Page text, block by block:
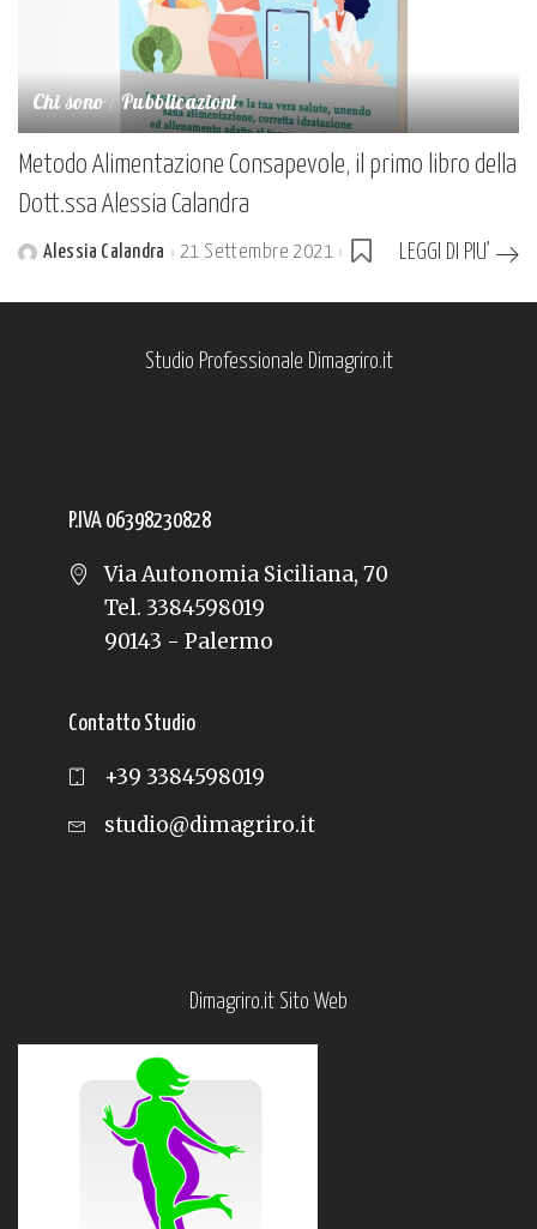
Chi sono Pubblicazioni
Metodo Alimentazione Consapevole, il primo libro della
Dott.ssa Alessia Calandra
PostedAlessia Calandra 21 Settembre 2021 LEGGI DI PIU’
Studio Professionale Dimagriro.it
P.IVA 06398230828
Via Autonomia Siciliana, 70
Tel. 3384598019
90143 - Palermo
Contatto Studio
+39 3384598019
studio@dimagriro.it
Dimagriro.it Sito Web